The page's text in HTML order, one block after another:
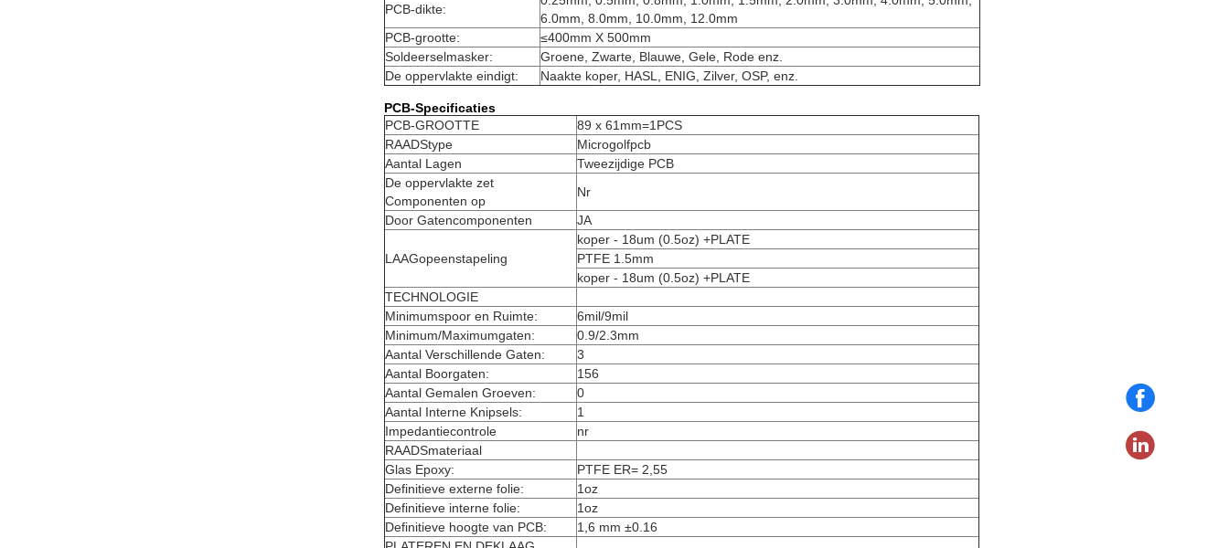
PCB-dikte:
6.0mm, 8.0mm, 10.0mm, 12.0mm
PCB-grootte:
≤400mm X 500mm
Soldeerselmasker:
Groene, Zwarte, Blauwe, Gele, Rode enz.
De oppervlakte eindigt:
Naakte koper, HASL, ENIG, Zilver, OSP, enz.
PCB-Specificaties
PCB-GROOTTE
89 x 61mm=1PCS
RAADStype
Microgolfpcb
Aantal Lagen
Tweezijdige PCB
De oppervlakte zet
Componenten op
Nr
Door Gatencomponenten
JA
LAAGopeenstapeling
koper - 18um (0.5oz) +PLATE
PTFE 1.5mm
koper - 18um (0.5oz) +PLATE
TECHNOLOGIE
Minimumspoor en Ruimte:
6mil/9mil
Minimum/Maximumgaten:
0.9/2.3mm
Aantal Verschillende Gaten:
3
Aantal Boorgaten:
156
Aantal Gemalen Groeven:
0
Aantal Interne Knipsels:
1
Impedantiecontrole
nr
RAADSmateriaal
Glas Epoxy:
PTFE ER= 2,55
Definitieve externe folie:
1oz
Definitieve interne folie:
1oz
Definitieve hoogte van PCB:
1,6 mm ±0.16